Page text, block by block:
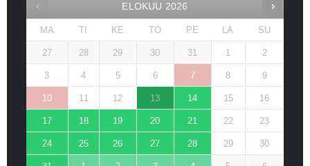
ELOKUU 2026
MA TI KE TO PE LA SU
27 28 29 30 31 1 2
3 4 5 6 7 8 9
10 11 12 13 14 15 16
17 18 19 20 21 22 23
24 25 26 27 28 29 30